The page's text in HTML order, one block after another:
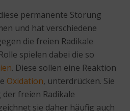
permanente Störung
und hat verschiedene
die freien Radikale
spielen dabei die so
. Diese sollen eine Reaktion
Oxidation, unterdrücken. Sie
freien Radikale
sie daher häufig auch